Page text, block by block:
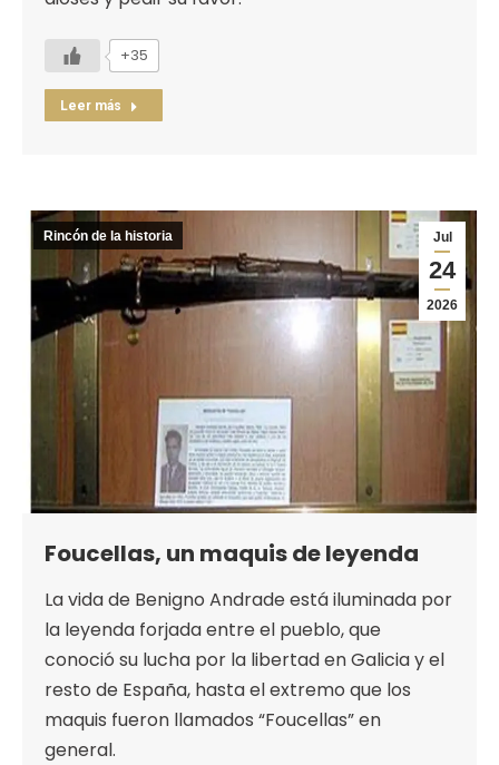
+35
Leer más
Jul
24
2026
Rincón de la historia
Foucellas, un maquis de leyenda
La vida de Benigno Andrade está iluminada por
la leyenda forjada entre el pueblo, que
conoció su lucha por la libertad en Galicia y el
resto de España, hasta el extremo que los
maquis fueron llamados “Foucellas” en
general.